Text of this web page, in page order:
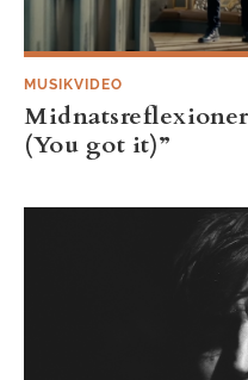
(You got it)”
MUSIKVIDEO